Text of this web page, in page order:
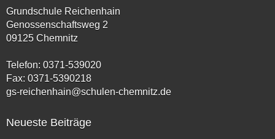
Grundschule Reichenhain
Genossenschaftsweg 2
09125 Chemnitz
Telefon: 0371-539020
Fax: 0371-5390218
gs-reichenhain@schulen-chemnitz.de
Neueste Beiträge